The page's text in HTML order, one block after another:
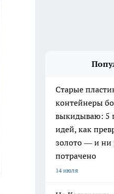
Старые
контейнеры
выкидываю: 5
идей, как
золото — и ни
потрачено
14 июля